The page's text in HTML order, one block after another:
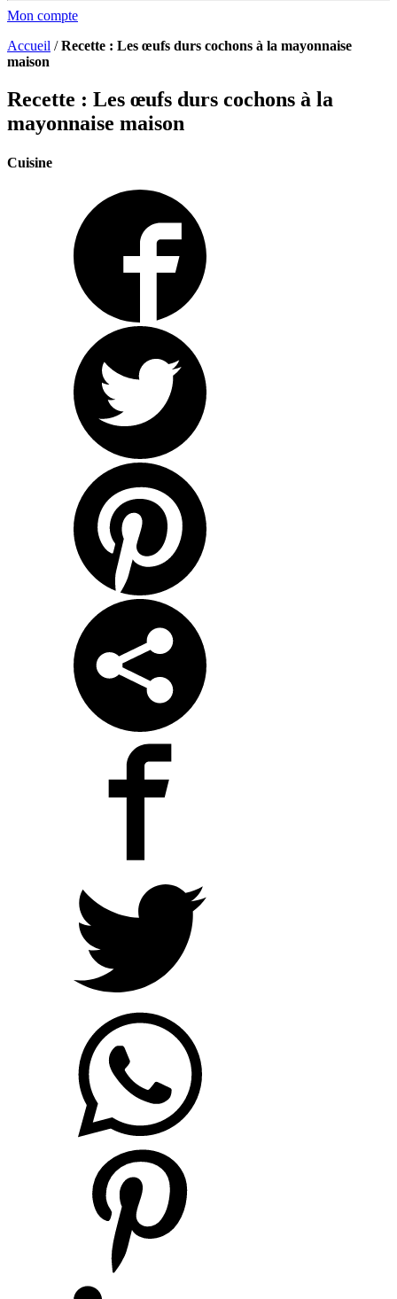
Mon compte
Accueil /Recette : Les œufs durs cochons à la mayonnaise
maison
Recette : Les œufs durs cochons à la
mayonnaise maison
Cuisine